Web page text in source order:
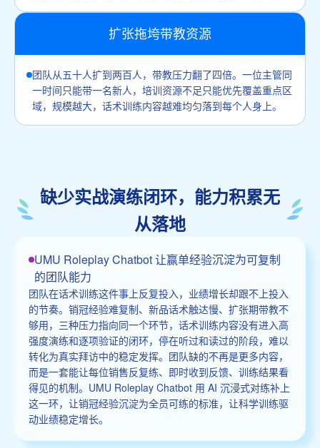
扩张拖垮带教资源
团队从五十人扩到两百人，带教压力翻了四倍。一位主管同
一时间只能带一名新人，培训资源不足只能优先覆盖重点区
域，规模越大，话术训练内容越难均匀落到每个人身上。
缺少实战演练闭环，能力积累无
从落地
UMU Roleplay Chatbot 让赢单经验沉淀为可复制
的团队能力
团队在话术训练这件事上反复投入，业绩增长却跟不上投入
的节奏。销冠经验难复制、新品话术触达慢、扩张期带教不
够用，三种压力指向同一个环节，话术训练内容没有进入高
强度演练和逐项验证的闭环，停在听过和读过的阶段，难以
转化为真实拜访中的稳定发挥。团队缺的不再是更多内容，
而是一套能让每位销售反复练、即时收到反馈、训练结果看
得见的机制。UMU Roleplay Chatbot 用 AI 沉浸式对练补上
这一环，让销冠经验沉淀为全员可练的标准，让科学训练驱
动业绩稳定增长。